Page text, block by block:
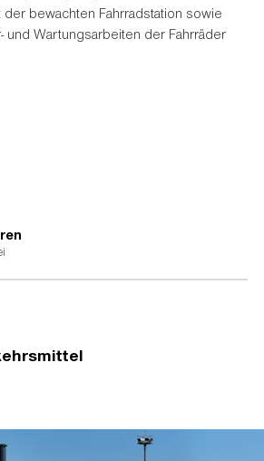
bewachten Fahrradstation sowie
und Wartungsarbeiten der Fahrräder